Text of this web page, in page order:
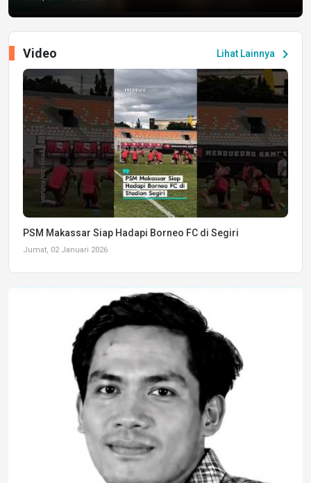
Lihat Lainnya chevron_right
Video
PSM Makassar Siap Hadapi Borneo FC di Segiri
Jumat, 02 Januari 2026